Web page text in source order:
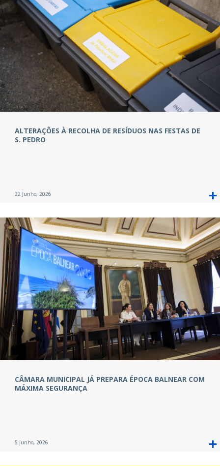
ALTERAÇÕES À RECOLHA DE RESÍDUOS NAS FESTAS DE
S. PEDRO
22 Junho, 2026
CÂMARA MUNICIPAL JÁ PREPARA ÉPOCA BALNEAR COM
MÁXIMA SEGURANÇA
5 Junho, 2026